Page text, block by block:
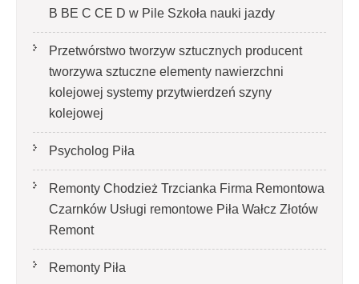
B BE C CE D‎ w Pile Szkoła nauki jazdy
Przetwórstwo tworzyw sztucznych producent
tworzywa sztuczne elementy nawierzchni
kolejowej systemy przytwierdzeń szyny
kolejowej
Psycholog Piła
Remonty Chodzież Trzcianka Firma Remontowa
Czarnków Usługi remontowe Piła Wałcz Złotów
Remont
Remonty Piła